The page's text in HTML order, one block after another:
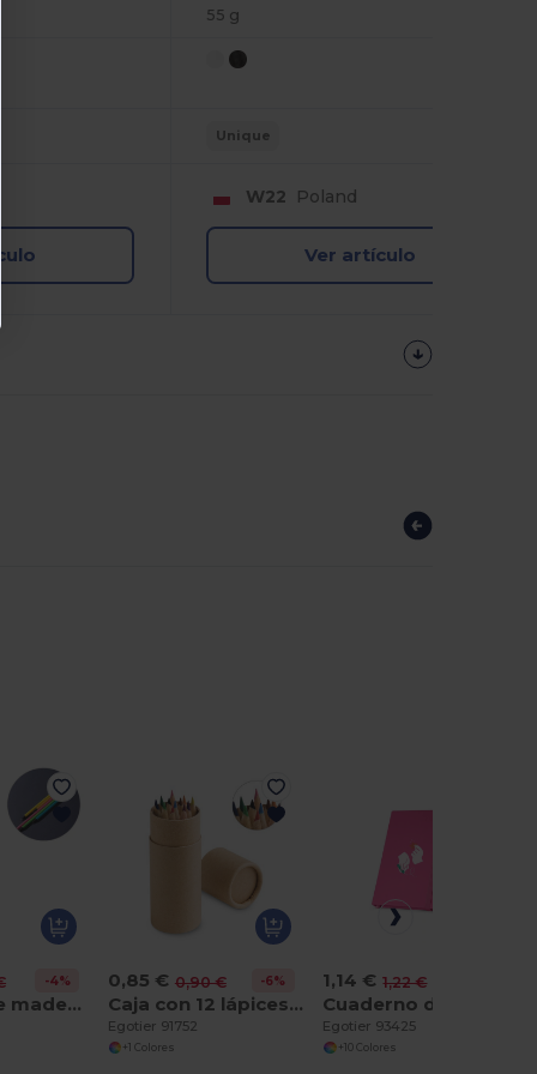
55 g
Unique
W22 Poland
Ver artículo
-4%
Lápiz HB de madera fluorescente
0,85 € 0,90 € -6%
Caja con 12 lápices de color
Egotier 91752
+1 Colores
1,14 € 1,22 €
Egotier 93425
+10 Colores